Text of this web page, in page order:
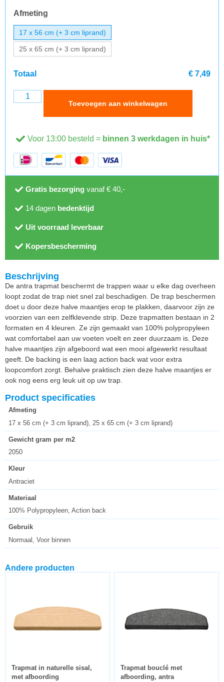
Afmeting
17 x 56 cm (+ 3 cm liprand)
25 x 65 cm (+ 3 cm liprand)
Totaal € 7,49
Toevoegen aan winkelwagen
Voor 13:00 besteld = binnen 3 werkdagen in huis*
Gratis bezorging vanaf € 40,-
14 dagen bedenktijd
Uit voorraad leverbaar
Kopersbescherming
Beschrijving
De antra trapmat beschermt de trappen waar u elke dag overheen
loopt zodat de trap niet snel zal beschadigen. De trap beschermen
doet u door deze halve maantjes erop te plakken, daarvoor zijn ze
voorzien van een zelfklevende strip. Deze trapmatten bestaan in 2
formaten en 4 kleuren. Ze zijn gemaakt van 100% polypropyleen
wat comfortabel aan uw voeten voelt en zeer duurzaam is. Deze
halve maantjes zijn afgeboord wat een mooi afgewerkt resultaat
geeft. De backing is een laag action back wat voor extra
loopcomfort zorgt. Behalve praktisch zien deze halve maantjes er
ook nog eens erg leuk uit op uw trap.
Product specificaties
Afmeting
17 x 56 cm (+ 3 cm liprand), 25 x 65 cm (+ 3 cm liprand)
Gewicht gram per m2
2050
Kleur
Antraciet
Materiaal
100% Polypropyleen, Action back
Gebruik
Normaal, Voor binnen
Andere producten
Trapmat in naturelle sisal,
met afboording
Trapmat bouclé met
afboording, antra